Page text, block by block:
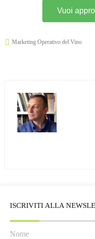
Vuoi
Marketing Operativo del Vino
ISCRIVITI ALLA
Nome